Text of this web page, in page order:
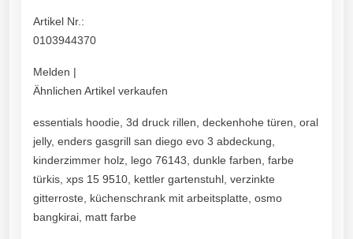
Artikel Nr.:
0103944370
Melden |
Ähnlichen Artikel verkaufen
essentials hoodie, 3d druck rillen, deckenhohe türen, oral
jelly, enders gasgrill san diego evo 3 abdeckung,
kinderzimmer holz, lego 76143, dunkle farben, farbe
türkis, xps 15 9510, kettler gartenstuhl, verzinkte
gitterroste, küchenschrank mit arbeitsplatte, osmo
bangkirai, matt farbe